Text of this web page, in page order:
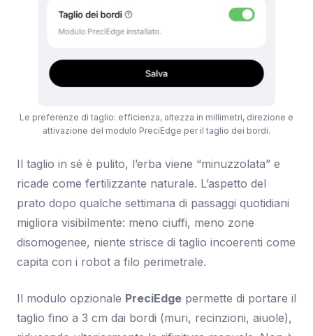
Le preferenze di taglio: efficienza, altezza in millimetri, direzione e
attivazione del modulo PreciEdge per il taglio dei bordi.
Il taglio in sé è pulito, l’erba viene “minuzzolata” e
ricade come fertilizzante naturale. L’aspetto del
prato dopo qualche settimana di passaggi quotidiani
migliora visibilmente: meno ciuffi, meno zone
disomogenee, niente strisce di taglio incoerenti come
capita con i robot a filo perimetrale.
Il modulo opzionale PreciEdge permette di portare il
taglio fino a 3 cm dai bordi (muri, recinzioni, aiuole),